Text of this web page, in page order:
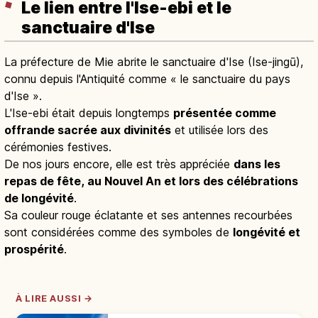
Le lien entre l'Ise-ebi et le
sanctuaire d'Ise
La préfecture de Mie abrite le sanctuaire d'Ise (Ise-jingū),
connu depuis l'Antiquité comme « le sanctuaire du pays
d'Ise ».
L'Ise-ebi était depuis longtemps présentée comme
offrande sacrée aux divinités et utilisée lors des
cérémonies festives.
De nos jours encore, elle est très appréciée dans les
repas de fête, au Nouvel An et lors des célébrations
de longévité.
Sa couleur rouge éclatante et ses antennes recourbées
sont considérées comme des symboles de longévité et
prospérité.
À LIRE AUSSI →